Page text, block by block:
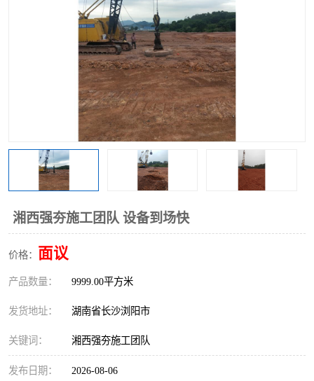
湘西强夯施工团队 设备到场快
价格： 面议
产品数量： 9999.00平方米
发货地址： 湖南省长沙浏阳市
关键词： 湘西强夯施工团队
发布日期： 2026-08-06